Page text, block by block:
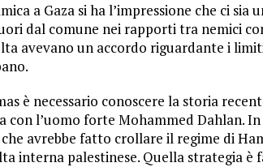
a Gaza si ha l’impressione che ci sia
dal comune nei rapporti tra nemici
avevano un accordo riguardante i
è necessario conoscere la storia
con l’uomo forte Mohammed Dahlan. In
avrebbe fatto crollare il regime di
interna palestinese. Quella strategia è